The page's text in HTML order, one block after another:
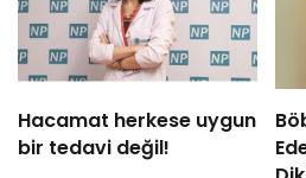
Hacamat herkese uygun
bir tedavi değil!